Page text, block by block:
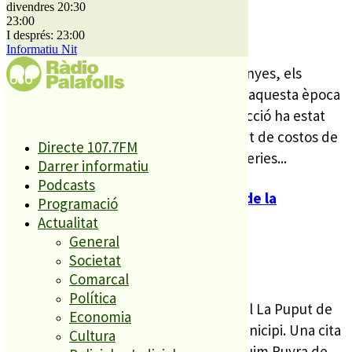
divendres 20:30
23:00
I després: 23:00
Informatiu Nit
Directe 107.7FM
Darrer informatiu
Podcasts
Programació
Actualitat
General
Societat
Comarcal
Política
Economia
Cultura
Com cada tardor, a banda de les castanyes, els
panellets són un dels protagonistes d’aquesta època
de l’any. Enguany, però, la seva producció ha estat
condicionada per la inflació i l’augment de costos de
producció. És així com algunes pastisseries...
La Puput organitza una nova edició de la
Castanyada
DC 26 OCT. 22
Fa més de 30 anys que l’entitat cultural La Puput de
Palafolls organitza la castanyada al municipi. Una cita